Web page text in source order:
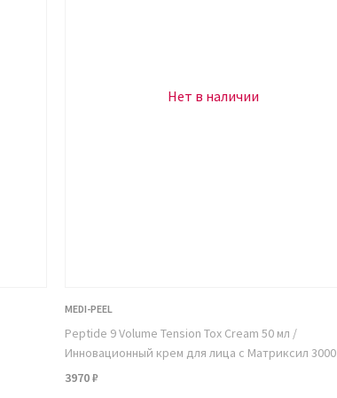
Нет в наличии
MEDI-PEEL
Peptide 9 Volume Tension Tox Cream 50 мл /
Инновационный крем для лица с Матриксил 3000
3970 ₽